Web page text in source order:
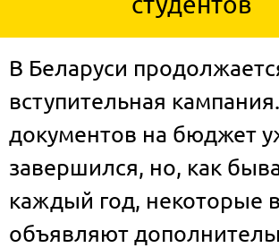
В Беларуси
вступительная
документов на бюджет
завершился, но, как
каждый год, некоторые
объявляют